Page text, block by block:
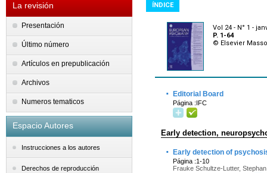
La revisión
Presentación
Último número
Artículos en prepublicación
Archivos
Numeros tematicos
Espacio Autores
Instrucciones a los autores
Derechos de reproducción
ÍNDICE
Vol 24 - N° 1 -
P. 1-64
© Elsevier
· Editorial Board
Página :IFC
Early detection,
· Early detection of
Página :1-10
Frauke Schultze-Lutter,